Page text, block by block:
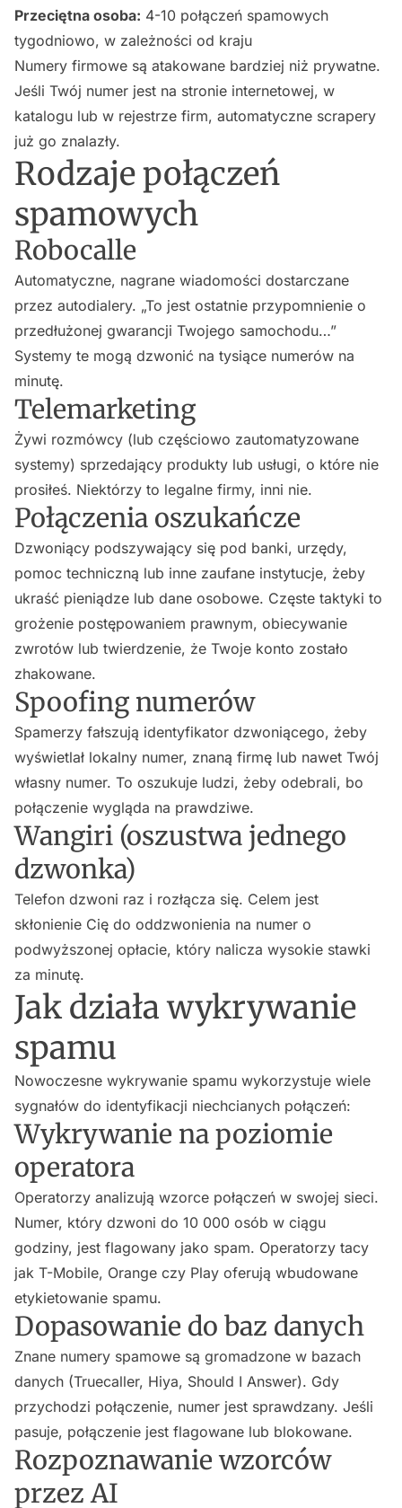
Przeciętna osoba: 4-10 połączeń spamowych
tygodniowo, w zależności od kraju
Numery firmowe są atakowane bardziej niż prywatne.
Jeśli Twój numer jest na stronie internetowej, w
katalogu lub w rejestrze firm, automatyczne scrapery
już go znalazły.
Rodzaje połączeń
spamowych
Robocalle
Automatyczne, nagrane wiadomości dostarczane
przez autodialery. „To jest ostatnie przypomnienie o
przedłużonej gwarancji Twojego samochodu…”
Systemy te mogą dzwonić na tysiące numerów na
minutę.
Telemarketing
Żywi rozmówcy (lub częściowo zautomatyzowane
systemy) sprzedający produkty lub usługi, o które nie
prosiłeś. Niektórzy to legalne firmy, inni nie.
Połączenia oszukańcze
Dzwoniący podszywający się pod banki, urzędy,
pomoc techniczną lub inne zaufane instytucje, żeby
ukraść pieniądze lub dane osobowe. Częste taktyki to
grożenie postępowaniem prawnym, obiecywanie
zwrotów lub twierdzenie, że Twoje konto zostało
zhakowane.
Spoofing numerów
Spamerzy fałszują identyfikator dzwoniącego, żeby
wyświetlał lokalny numer, znaną firmę lub nawet Twój
własny numer. To oszukuje ludzi, żeby odebrali, bo
połączenie wygląda na prawdziwe.
Wangiri (oszustwa jednego
dzwonka)
Telefon dzwoni raz i rozłącza się. Celem jest
skłonienie Cię do oddzwonienia na numer o
podwyższonej opłacie, który nalicza wysokie stawki
za minutę.
Jak działa wykrywanie
spamu
Nowoczesne wykrywanie spamu wykorzystuje wiele
sygnałów do identyfikacji niechcianych połączeń:
Wykrywanie na poziomie
operatora
Operatorzy analizują wzorce połączeń w swojej sieci.
Numer, który dzwoni do 10 000 osób w ciągu
godziny, jest flagowany jako spam. Operatorzy tacy
jak T-Mobile, Orange czy Play oferują wbudowane
etykietowanie spamu.
Dopasowanie do baz danych
Znane numery spamowe są gromadzone w bazach
danych (Truecaller, Hiya, Should I Answer). Gdy
przychodzi połączenie, numer jest sprawdzany. Jeśli
pasuje, połączenie jest flagowane lub blokowane.
Rozpoznawanie wzorców
przez AI